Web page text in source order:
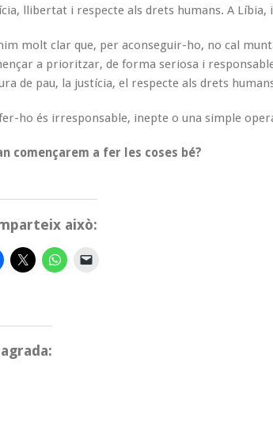
llibertat i respecte als drets humans. A Líbia,
molt clar que, per aconseguir-ho, no cal
a prioritzar, de forma seriosa i
de pau, la justícia, el respecte als drets
ho és irresponsable, inepte o una simple
començarem a fer les coses bé?
això: